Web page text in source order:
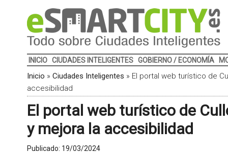
INICIO CIUDADES INTELIGENTES GOBIERNO / ECONOMÍA
Inicio » Ciudades Inteligentes » El portal web turístico de
accesibilidad
El portal web turístico de
y mejora la accesibilidad
Publicado: 19/03/2024